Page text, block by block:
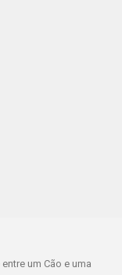
um Cão e uma